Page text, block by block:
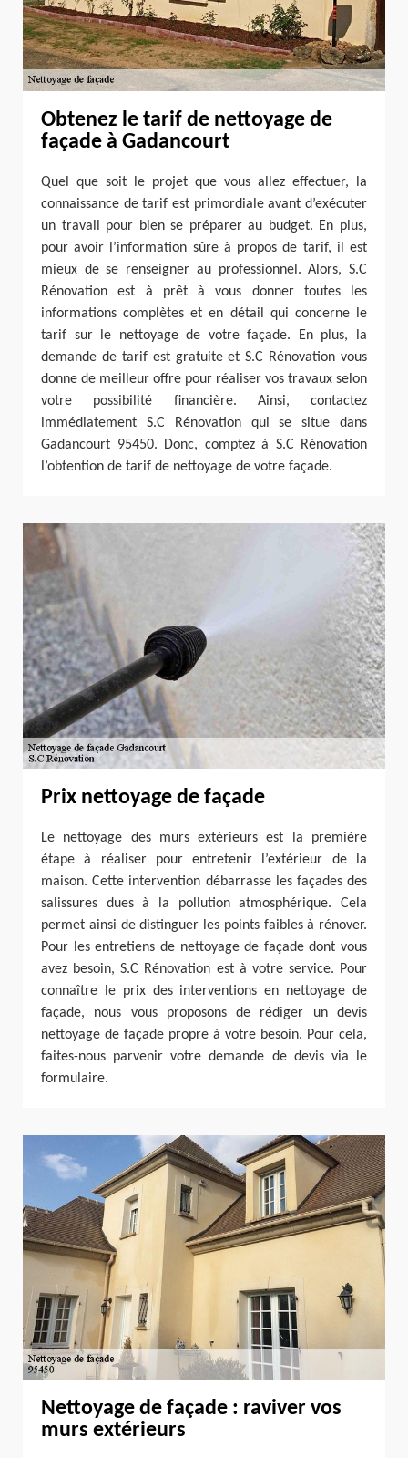
Obtenez le tarif de nettoyage de
façade à Gadancourt
Quel que soit le projet que vous allez effectuer, la
connaissance de tarif est primordiale avant d’exécuter
un travail pour bien se préparer au budget. En plus,
pour avoir l’information sûre à propos de tarif, il est
mieux de se renseigner au professionnel. Alors, S.C
Rénovation est à prêt à vous donner toutes les
informations complètes et en détail qui concerne le
tarif sur le nettoyage de votre façade. En plus, la
demande de tarif est gratuite et S.C Rénovation vous
donne de meilleur offre pour réaliser vos travaux selon
votre possibilité financière. Ainsi, contactez
immédiatement S.C Rénovation qui se situe dans
Gadancourt 95450. Donc, comptez à S.C Rénovation
l’obtention de tarif de nettoyage de votre façade.
Prix nettoyage de façade
Le nettoyage des murs extérieurs est la première
étape à réaliser pour entretenir l’extérieur de la
maison. Cette intervention débarrasse les façades des
salissures dues à la pollution atmosphérique. Cela
permet ainsi de distinguer les points faibles à rénover.
Pour les entretiens de nettoyage de façade dont vous
avez besoin, S.C Rénovation est à votre service. Pour
connaître le prix des interventions en nettoyage de
façade, nous vous proposons de rédiger un devis
nettoyage de façade propre à votre besoin. Pour cela,
faites-nous parvenir votre demande de devis via le
formulaire.
Nettoyage de façade : raviver vos
murs extérieurs